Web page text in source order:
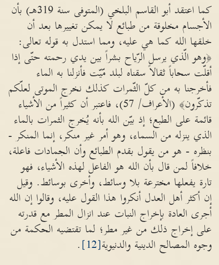
كما اعتقد أبو القاسم البلخي (المتوفى سنة 319هـ) بأن
الأجسام مخلوقة من طبائع لا يمكن تغييرها بعد أن
خلقها الله كما هي عليه، ومما استدل به قوله تعالى:
﴿وهو الّذي يرسل الرّياح بشراً بين يدي رحمته حتّى إذا
أقلّت سحاباً ثقالاً سقناه لبلد مّيّت فأنزلنا به الماء
فأخرجنا به من كلّ الثّمرات كذلك نخرج الموتى لعلّكم
تذكّرون﴾ (الأعراف/ 57)، فاعتبر أن كثيراً من الأشياء
قائمة على الطبع؛ إذ بيّن الله بأنه يُخرج الثمرات بالماء
الذي ينزله من السماء، وهو أمر غير منكر، إنما المنكر -
بنظره - هو من يقول بقدم الطبائع وأن الجمادات فاعلة،
خلافاً لمن قال بأن الله هو الفاعل لهذه الأشياء، فهو
تارة يفعلها مخترعة بلا وسائط، وأخرى بوسائط. وقيل
إن أكثر أهل العدل أنكروا هذا القول عليه، وقالوا إن الله
أجرى العادة بإخراج النبات عند انزال المطر مع قدرته
على إخراج ذلك من غير مطر؛ لما تقتضيه الحكمة من
وجوه المصالح الدينية والدنيوية[12]
.